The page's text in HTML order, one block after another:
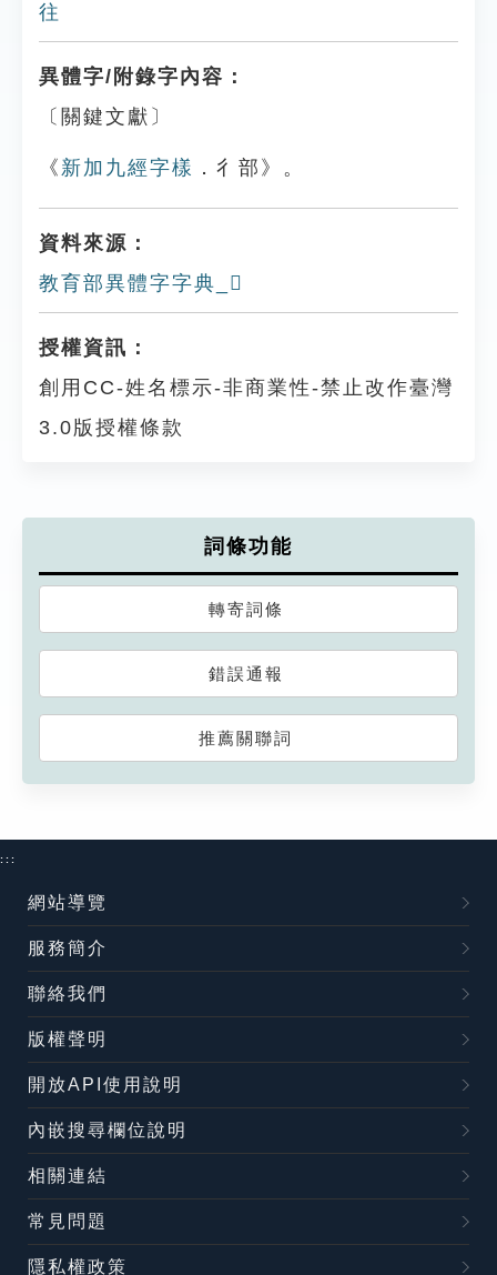
往
異體字/附錄字內容：
〔關鍵文獻〕
《 新加九經字樣 ．彳部》。
資料來源：
教育部異體字字典_𢓸
授權資訊：
創用CC-姓名標示-非商業性-禁止改作臺灣
3.0版授權條款
詞條功能
轉寄詞條
錯誤通報
推薦關聯詞
:::
網站導覽
服務簡介
聯絡我們
版權聲明
開放API使用說明
內嵌搜尋欄位說明
相關連結
常見問題
隱私權政策